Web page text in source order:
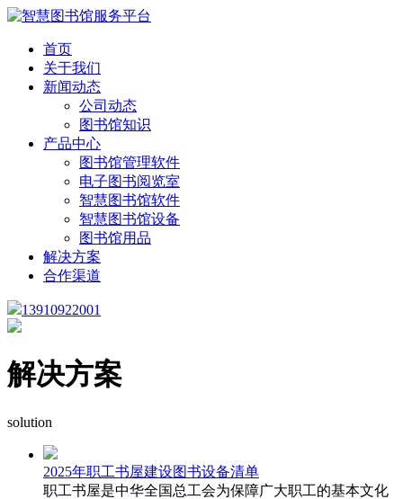
首页
关于我们
新闻动态
公司动态
图书馆知识
产品中心
图书馆管理软件
电子图书阅览室
智慧图书馆软件
智慧图书馆设备
图书馆用品
解决方案
合作渠道
13910922001
解决方案
solution
2025年职工书屋建设图书设备清单
职工书屋是中华全国总工会为保障广大职工的基本文化